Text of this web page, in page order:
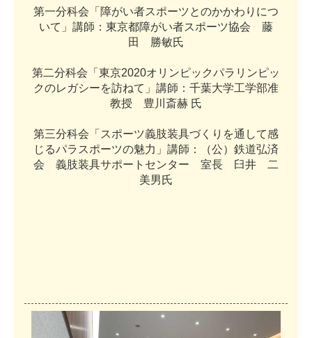
第一分科会 「 障がい者スポーツとのかかわ り につ
いて 」 講師 ： 東京都障がい者スポーツ協会
藤
田
勝敏氏
第二分科会 「 東京2020オ リ ン ピッ クパラ リ ン ピッ
クのレ ガシーを訪ねて 」 講師 ： 千葉大学工学部准
教授 豊 川 斎赫 氏
第三分科会 「 スポーツ義肢装具づく り を通 して感
じ るパラ スポーツの魅力 」 講師 ： （公） 鉄道弘済
会
義肢装具サポー ト センター 室長 臼井
二
美男 氏